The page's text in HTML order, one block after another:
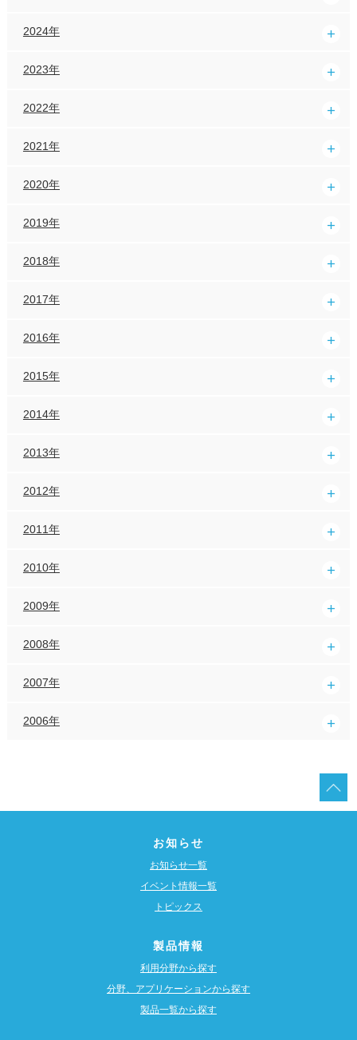
2024年
2023年
2022年
2021年
2020年
2019年
2018年
2017年
2016年
2015年
2014年
2013年
2012年
2011年
2010年
2009年
2008年
2007年
2006年
お知らせ
お知らせ一覧
イベント情報一覧
トピックス
製品情報
利用分野から探す
分野、アプリケーションから探す
製品一覧から探す